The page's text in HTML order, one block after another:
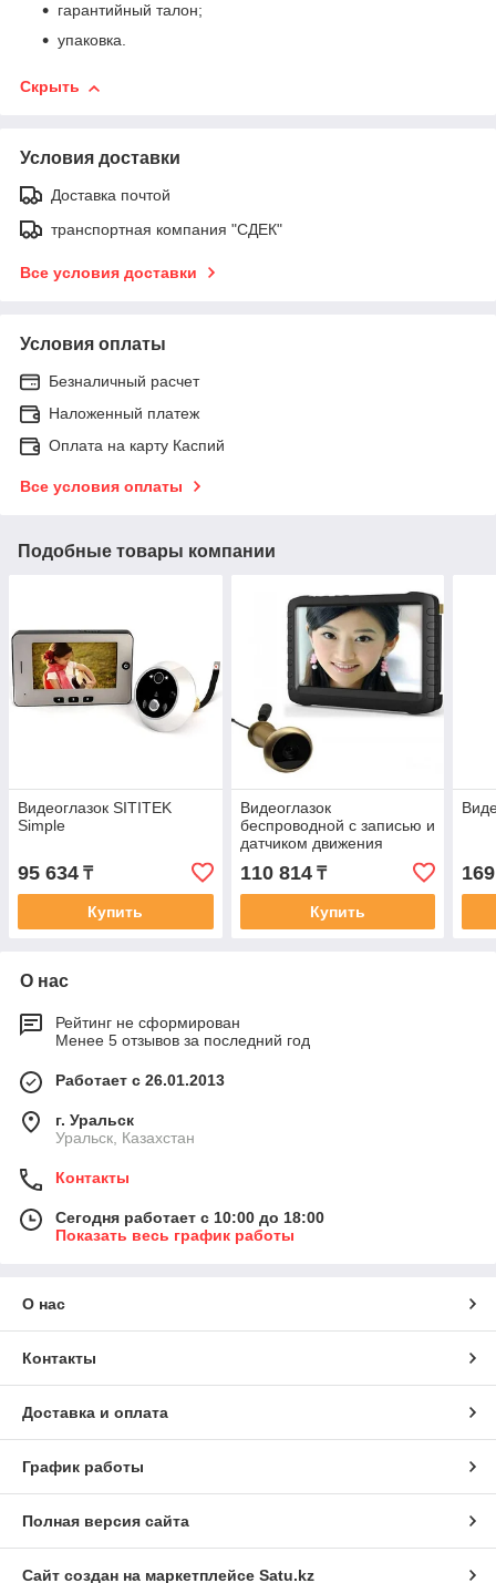
гарантийный талон;
упаковка.
Скрыть
Условия доставки
Доставка почтой
транспортная компания "СДЕК"
Все условия доставки
Условия оплаты
Безналичный расчет
Наложенный платеж
Оплата на карту Каспий
Все условия оплаты
Подобные товары компании
Видеоглазок SITITEK
Simple
95 634 ₸
Купить
Видеоглазок
беспроводной с записью и
датчиком движения
110 814₸
Купить
О нас
Рейтинг не сформирован
Менее 5 отзывов за последний год
Работает с 26.01.2013
г. Уральск
Уральск, Казахстан
Контакты
Сегодня работает с 10:00 до 18:00
Показать весь график работы
О нас
Контакты
Доставка и оплата
График работы
Полная версия сайта
Сайт создан на маркетплейсе Satu.kz